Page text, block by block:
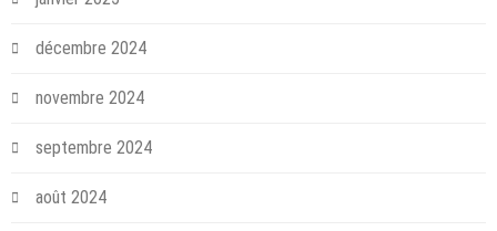
décembre 2024
novembre 2024
septembre 2024
août 2024